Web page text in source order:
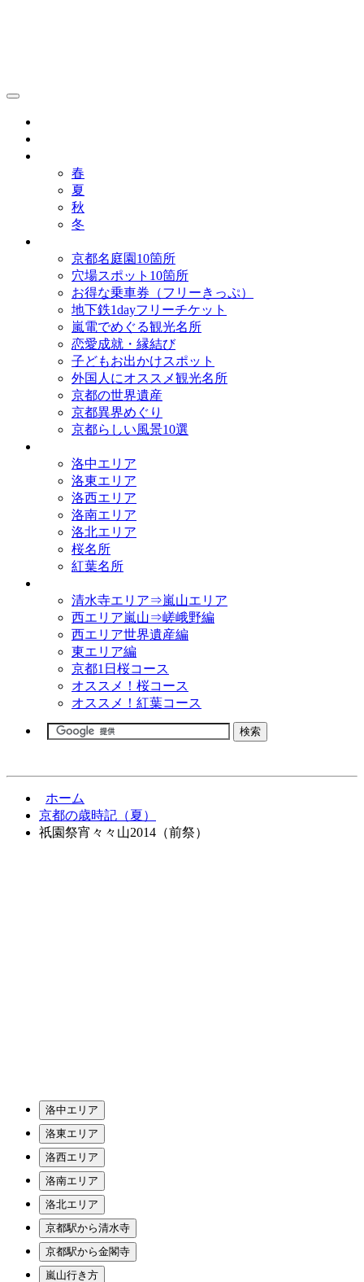
春
夏
秋
冬
京都名庭園10箇所
穴場スポット10箇所
お得な乗車券（フリーきっぷ）
地下鉄1dayフリーチケット
嵐電でめぐる観光名所
恋愛成就・縁結び
子どもお出かけスポット
外国人にオススメ観光名所
京都の世界遺産
京都異界めぐり
京都らしい風景10選
洛中エリア
洛東エリア
洛西エリア
洛南エリア
洛北エリア
桜名所
紅葉名所
清水寺エリア⇒嵐山エリア
西エリア嵐山⇒嵯峨野編
西エリア世界遺産編
東エリア編
京都1日桜コース
オススメ！桜コース
オススメ！紅葉コース
ホーム
京都の歳時記（夏）
祇園祭宵々々山2014（前祭）
洛中エリア
洛東エリア
洛西エリア
洛南エリア
洛北エリア
京都駅から清水寺
京都駅から金閣寺
嵐山行き方